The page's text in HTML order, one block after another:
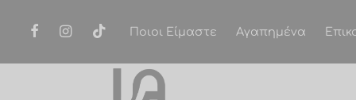
Ποιοι Είμαστε Αγαπημένα